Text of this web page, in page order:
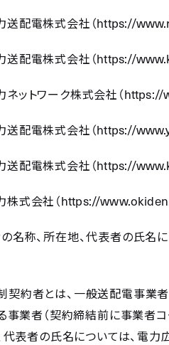
送配電株式会社（https://
送配電株式会社（https://
ットワーク株式会社（https://
送配電株式会社（https://
送配電株式会社（https://
株式会社（https://
の名称、所在地、代表者の氏
約者とは、一般送配電事業
事業者（契約締結前に事業者
代表者の氏名については、電